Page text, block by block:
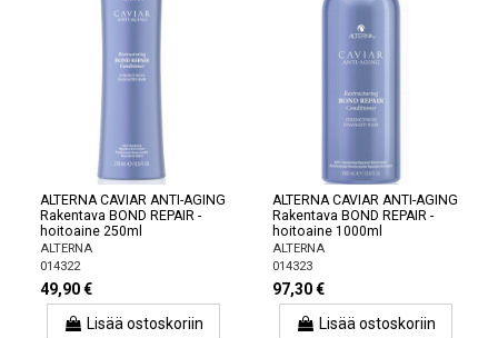
ALTERNA CAVIAR ANTI-AGING
Rakentava BOND REPAIR -
hoitoaine 250ml
ALTERNA
014322
49,90 €
Lisää ostoskoriin
ALTERNA CAVIAR ANTI-AGING
Rakentava BOND REPAIR -
hoitoaine 1000ml
ALTERNA
014323
97,30 €
Lisää ostoskoriin